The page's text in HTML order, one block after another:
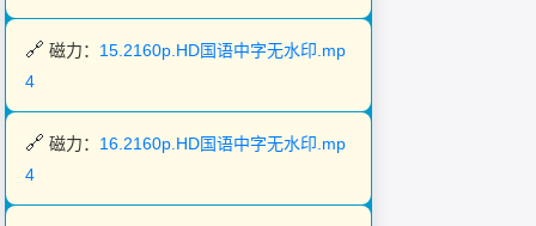
磁力： 15.2160p.HD国语中字无水印.mp
4
磁力： 16.2160p.HD国语中字无水印.mp
4